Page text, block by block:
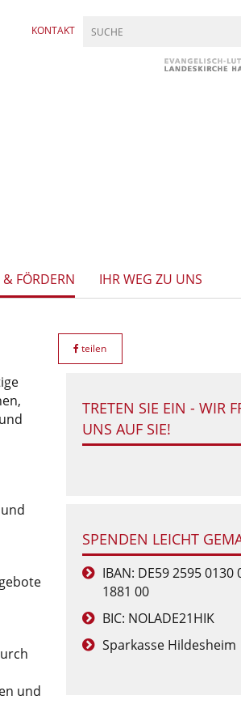
KONTAKT
FÖRDERN IHR WEG ZU UNS
teilen
und
TRETEN SIE EIN - WIR
UNS AUF SIE!
SPENDEN LEICHT
IBAN: DE59 2595 0130
1881 00
BIC: NOLADE21HIK
Sparkasse Hildesheim